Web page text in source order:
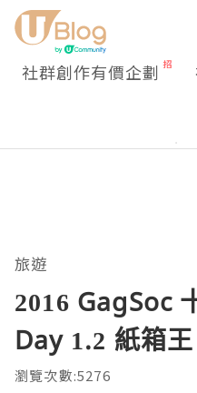
社群創作有價企劃
旅遊
2016 GagSoc
Day 1.2 紙箱
瀏覽次數:5276